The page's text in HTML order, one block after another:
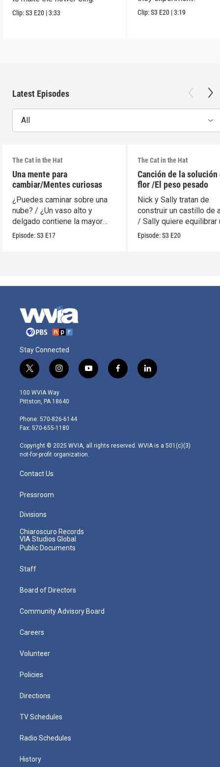
Clip:S3 E20 |3:33 Clip:S3 E20 |3:19
Latest Episodes
All
The Cat in the Hat
Una mente para
cambiar/Mentes curiosas
¿Puedes caminar sobre una
nube? / ¿Un vaso alto y
delgado contiene la mayor
cantidad?
Episode:S3 E17
The Cat in the Hat
Canción de la solución
flor /El peso pesado
Nick y Sally tratan de
construir un castillo de
/ Sally quiere equilibrar
móvil.
Episode:S3 E20
Stay Connected
t
w
i
t
e
r
i
n
s
t
g
r
m
y
o
f
a
l
i
100 WVIA Way
Pittston, PA 18640
Phone: 570-826-6144
Fax: 570-655-1180
Copyright © 2025 WVIA, all rights reserved. WVIA is a 501(c)(3)
not-for-profit organization.
Contact Us
Pressroom
Divisions
Chiaroscuro Records
VIA Studios Global
Public Documents
Staff
Board of Directors
Community Advisory Board
Careers
Volunteer
Policies
Directions
TV Schedules
Radio Schedules
History